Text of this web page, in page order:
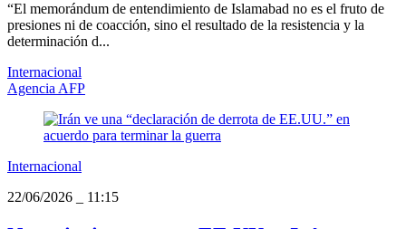
“El memorándum de entendimiento de Islamabad no es el fruto de
presiones ni de coacción, sino el resultado de la resistencia y la
determinación d...
Internacional
Agencia AFP
Internacional
22/06/2026
11:15